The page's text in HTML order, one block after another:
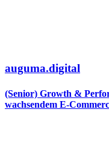
auguma.digital
(Senior) Growth &
wachsendem E-